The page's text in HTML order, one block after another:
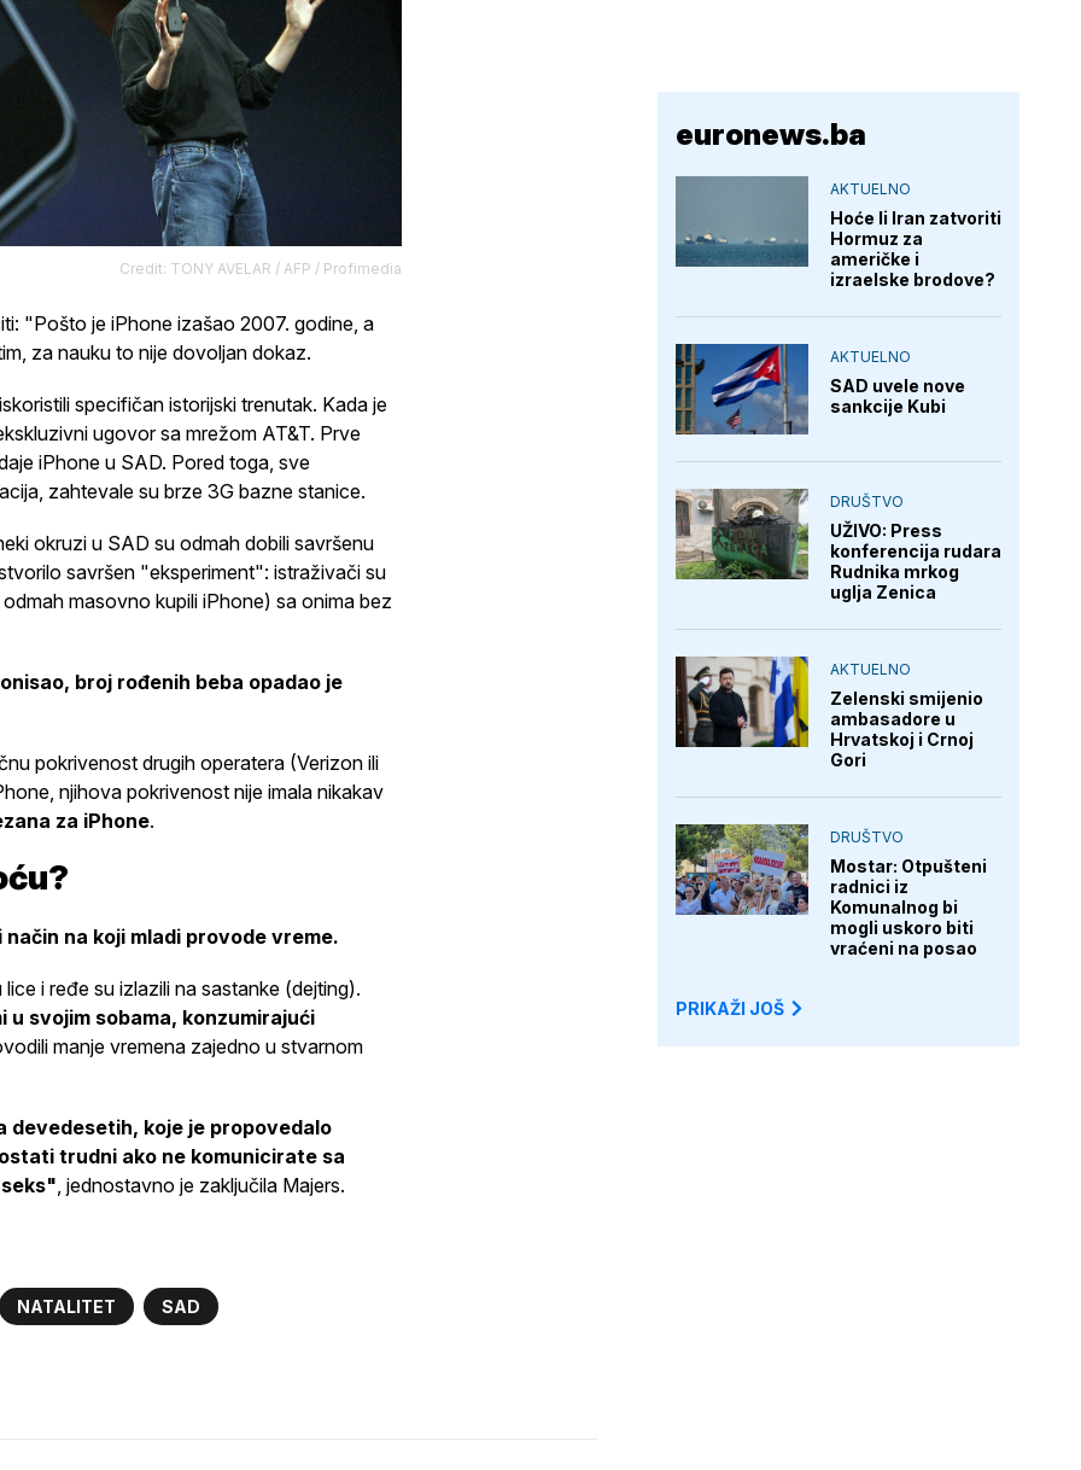
Credit: TONY AVELAR / AFP / Profimedia
"Pošto je iPhone izašao 2007. godine, a
za nauku to nije dovoljan dokaz.
specifičan istorijski trenutak. Kada je
ugovor sa mrežom AT&T. Prve
iPhone u SAD. Pored toga, sve
zahtevale su brze 3G bazne stanice.
okruzi u SAD su odmah dobili savršenu
savršen "eksperiment": istraživači su
masovno kupili iPhone) sa onima bez
broj rođenih beba opadao je
pokrivenost drugih operatera (Verizon ili
njihova pokrivenost nije imala nikakav
za iPhone.
na koji mladi provode vreme.
i ređe su izlazili na sastanke (dejting).
u svojim sobama, konzumirajući
manje vremena zajedno u stvarnom
devedesetih, koje je propovedalo
trudni ako ne komunicirate sa
seks" , jednostavno je zaključila Majers.
NATALITET SAD
euronews.ba
AKTUELNO
Hoće li Iran zatvoriti
Hormuz za
američke i
izraelske brodove?
AKTUELNO
SAD uvele nove
sankcije Kubi
DRUŠTVO
UŽIVO: Press
konferencija rudara
Rudnika mrkog
uglja Zenica
AKTUELNO
Zelenski smijenio
ambasadore u
Hrvatskoj i Crnoj
Gori
DRUŠTVO
Mostar: Otpušteni
radnici iz
Komunalnog bi
mogli uskoro biti
vraćeni na posao
PRIKAŽI JOŠ